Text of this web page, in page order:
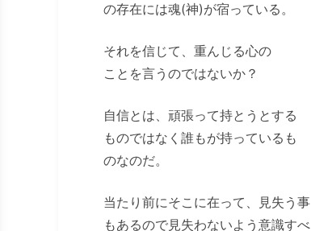
の存在には魂(神)が宿っている。
それを信じて、重んじる心の
ことを言うのではないか？
自信とは、頑張って持とうとする
ものではなく誰もが持っているも
のなのだ。
当たり前にそこに在って、見失う事
もあるので見失わないよう意識すべ